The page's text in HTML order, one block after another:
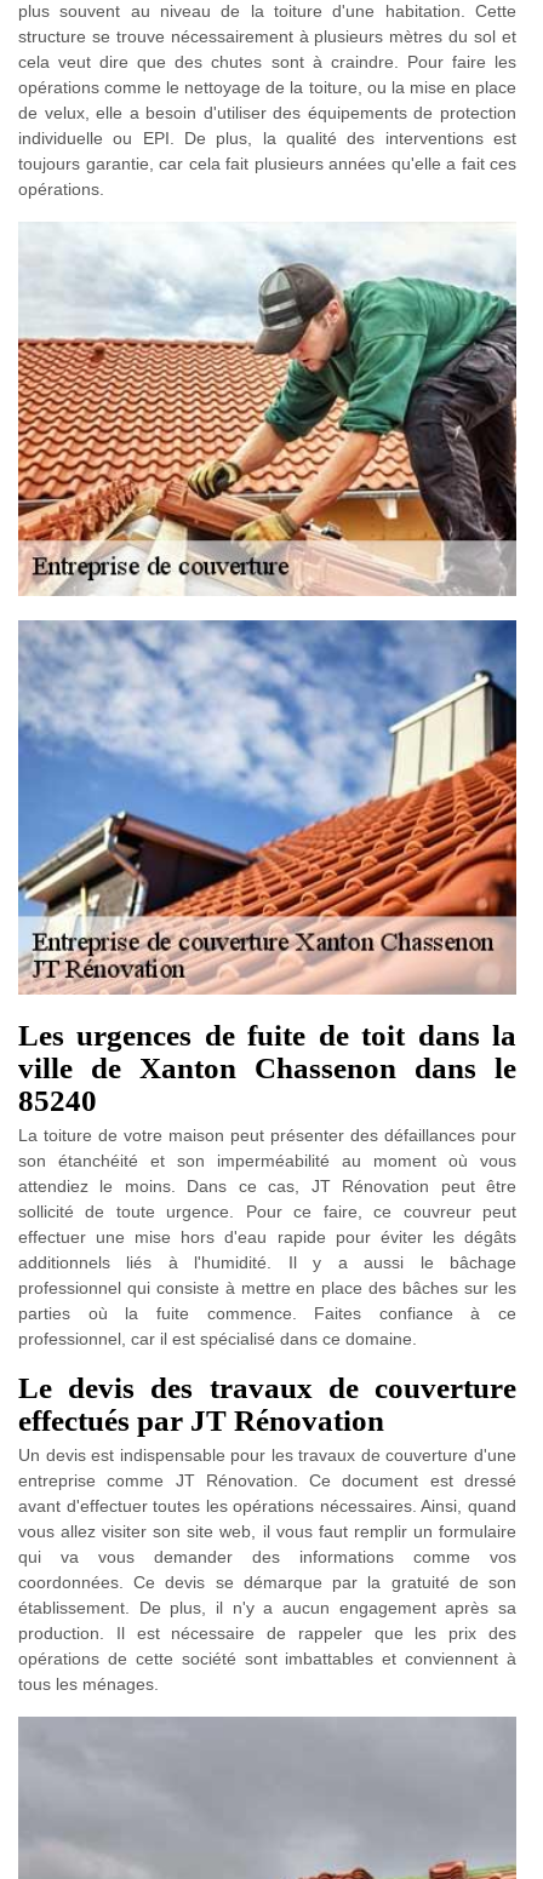
plus souvent au niveau de la toiture d'une habitation. Cette
structure se trouve nécessairement à plusieurs mètres du sol et
cela veut dire que des chutes sont à craindre. Pour faire les
opérations comme le nettoyage de la toiture, ou la mise en place
de velux, elle a besoin d'utiliser des équipements de protection
individuelle ou EPI. De plus, la qualité des interventions est
toujours garantie, car cela fait plusieurs années qu'elle a fait ces
opérations.
Les urgences de fuite de toit dans la
ville de Xanton Chassenon dans le
85240
La toiture de votre maison peut présenter des défaillances pour
son étanchéité et son imperméabilité au moment où vous
attendiez le moins. Dans ce cas, JT Rénovation peut être
sollicité de toute urgence. Pour ce faire, ce couvreur peut
effectuer une mise hors d'eau rapide pour éviter les dégâts
additionnels liés à l'humidité. Il y a aussi le bâchage
professionnel qui consiste à mettre en place des bâches sur les
parties où la fuite commence. Faites confiance à ce
professionnel, car il est spécialisé dans ce domaine.
Le devis des travaux de couverture
effectués par JT Rénovation
Un devis est indispensable pour les travaux de couverture d'une
entreprise comme JT Rénovation. Ce document est dressé
avant d'effectuer toutes les opérations nécessaires. Ainsi, quand
vous allez visiter son site web, il vous faut remplir un formulaire
qui va vous demander des informations comme vos
coordonnées. Ce devis se démarque par la gratuité de son
établissement. De plus, il n'y a aucun engagement après sa
production. Il est nécessaire de rappeler que les prix des
opérations de cette société sont imbattables et conviennent à
tous les ménages.